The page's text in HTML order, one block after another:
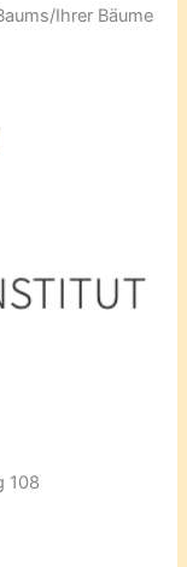
Ihrer Bäume
108